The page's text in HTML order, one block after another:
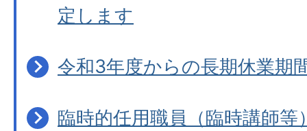
定します
令和3年度からの長期休業期
臨時的任用職員（臨時講師等